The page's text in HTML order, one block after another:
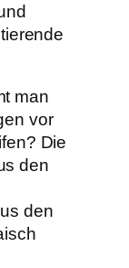
man
vor
Die
den
den